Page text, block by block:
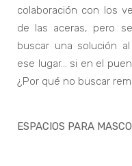
colaboración con los
de las aceras, pero
buscar una solución
ese lugar… si en el
¿Por qué no buscar
ESPACIOS PARA